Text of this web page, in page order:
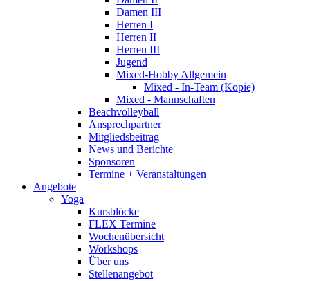
Damen III
Herren I
Herren II
Herren III
Jugend
Mixed-Hobby Allgemein
Mixed - In-Team (Kopie)
Mixed - Mannschaften
Beachvolleyball
Ansprechpartner
Mitgliedsbeitrag
News und Berichte
Sponsoren
Termine + Veranstaltungen
Angebote
Yoga
Kursblöcke
FLEX Termine
Wochenübersicht
Workshops
Über uns
Stellenangebot